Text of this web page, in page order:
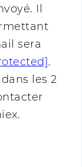
Il
sera
.
les 2